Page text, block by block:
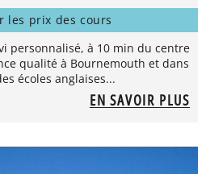
les prix des cours
personnalisé, à 10 min du centre
qualité à Bournemouth et dans
écoles anglaises...
EN SAVOIR PLUS